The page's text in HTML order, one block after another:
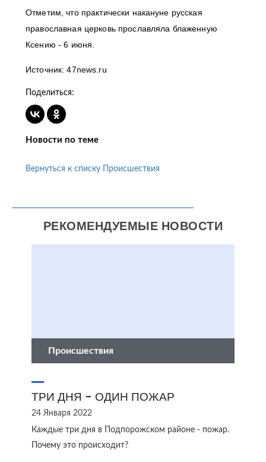
Отметим, что практически накануне русская
православная церковь прославляла блаженную
Ксению - 6 июня.
Источник: 47news.ru
Поделиться:
Новости по теме
Вернуться к списку Происшествия
РЕКОМЕНДУЕМЫЕ НОВОСТИ
Происшествия
ТРИ ДНЯ - ОДИН ПОЖАР
24 Января 2022
Каждые три дня в Подпорожском районе - пожар.
Почему это происходит?